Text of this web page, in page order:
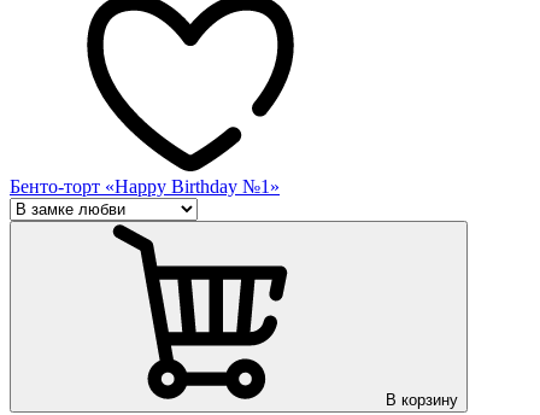
Бенто-торт «Happy Birthday №1»
В корзину